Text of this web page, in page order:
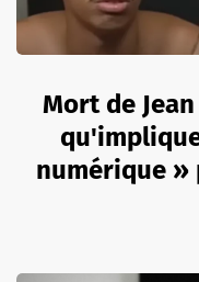
Mort de
numérique »